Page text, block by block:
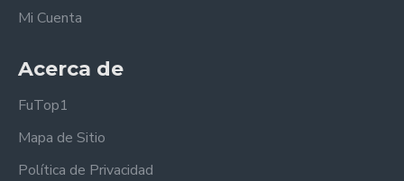
Mi Cuenta
Acerca de
FuTop1
Mapa de Sitio
Política de Privacidad